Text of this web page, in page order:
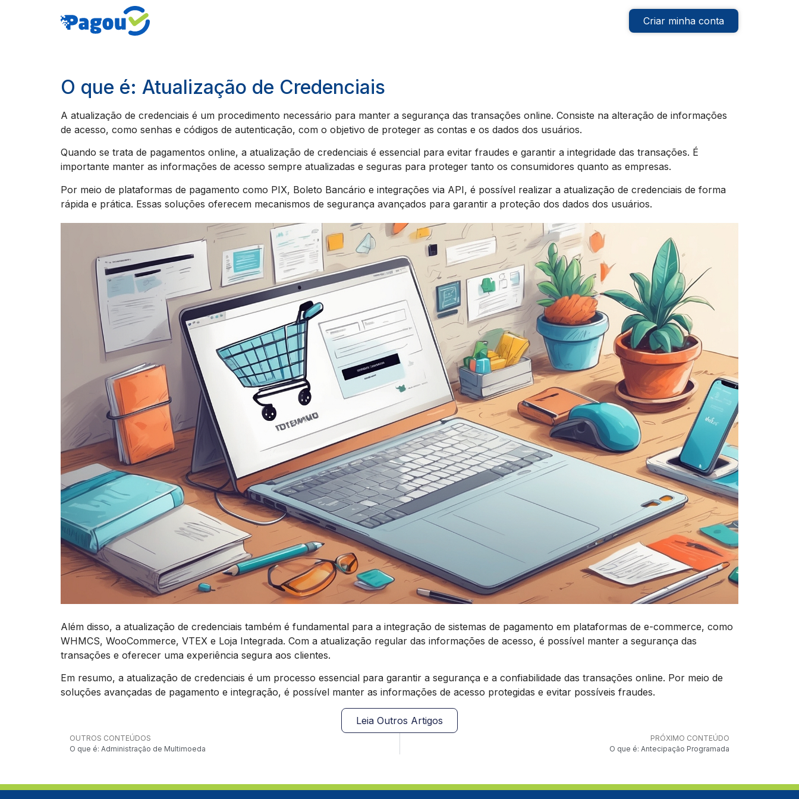
Criar minha conta
O que é: Atualização de Credenciais
A atualização de credenciais é um procedimento necessário para manter a segurança das transações online. Consiste na alteração de informações
de acesso, como senhas e códigos de autenticação, com o objetivo de proteger as contas e os dados dos usuários.
Quando se trata de pagamentos online, a atualização de credenciais é essencial para evitar fraudes e garantir a integridade das transações. É
importante manter as informações de acesso sempre atualizadas e seguras para proteger tanto os consumidores quanto as empresas.
Por meio de plataformas de pagamento como PIX, Boleto Bancário e integrações via API, é possível realizar a atualização de credenciais de forma
rápida e prática. Essas soluções oferecem mecanismos de segurança avançados para garantir a proteção dos dados dos usuários.
Além disso, a atualização de credenciais também é fundamental para a integração de sistemas de pagamento em plataformas de e-commerce, como
WHMCS, WooCommerce, VTEX e Loja Integrada. Com a atualização regular das informações de acesso, é possível manter a segurança das
transações e oferecer uma experiência segura aos clientes.
Em resumo, a atualização de credenciais é um processo essencial para garantir a segurança e a confiabilidade das transações online. Por meio de
soluções avançadas de pagamento e integração, é possível manter as informações de acesso protegidas e evitar possíveis fraudes.
Leia Outros Artigos
OUTROS CONTEÚDOS
O que é: Administração de Multimoeda
PRÓXIMO CONTEÚDO
O que é: Antecipação Programada